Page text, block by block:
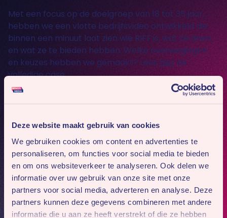
Deze website maakt gebruik van cookies
We gebruiken cookies om content en advertenties te
personaliseren, om functies voor social media te bieden
en om ons websiteverkeer te analyseren. Ook delen we
informatie over uw gebruik van onze site met onze
partners voor social media, adverteren en analyse. Deze
partners kunnen deze gegevens combineren met andere
informatie die u aan ze heeft verstrekt of die ze hebben
Met een focus op de doelgroep van 18 tot 35 jaar,
hebben we een vlotte bedrijfsvideo ontwikkeld die
binnen een minuut laat zien wie RIFF is, wat ze doen,
en wat ze te bieden hebben. Welke overwegingen
en keuzes hebben we gemaakt? Lees hier de
volledige case.
Heb je vragen over dit project? Neem dan contact
met ons op!